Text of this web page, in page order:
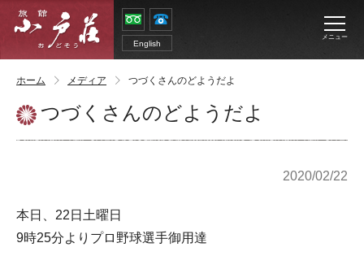
English
メニュー
ホーム メディア つづくさんのどようだよ
つづくさんのどようだよ
2020/02/22
本日、22日土曜日
9時25分よりプロ野球選手御用達